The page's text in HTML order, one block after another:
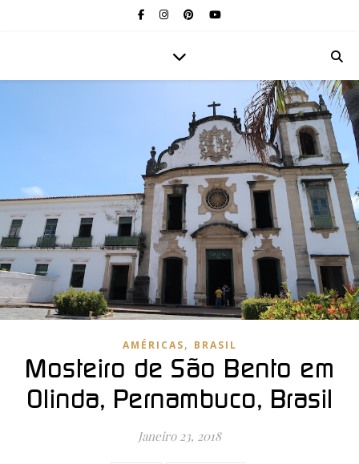
AMÉRICAS, BRASIL
Mosteiro de São Bento em
Olinda, Pernambuco, Brasil
Janeiro 23, 2018